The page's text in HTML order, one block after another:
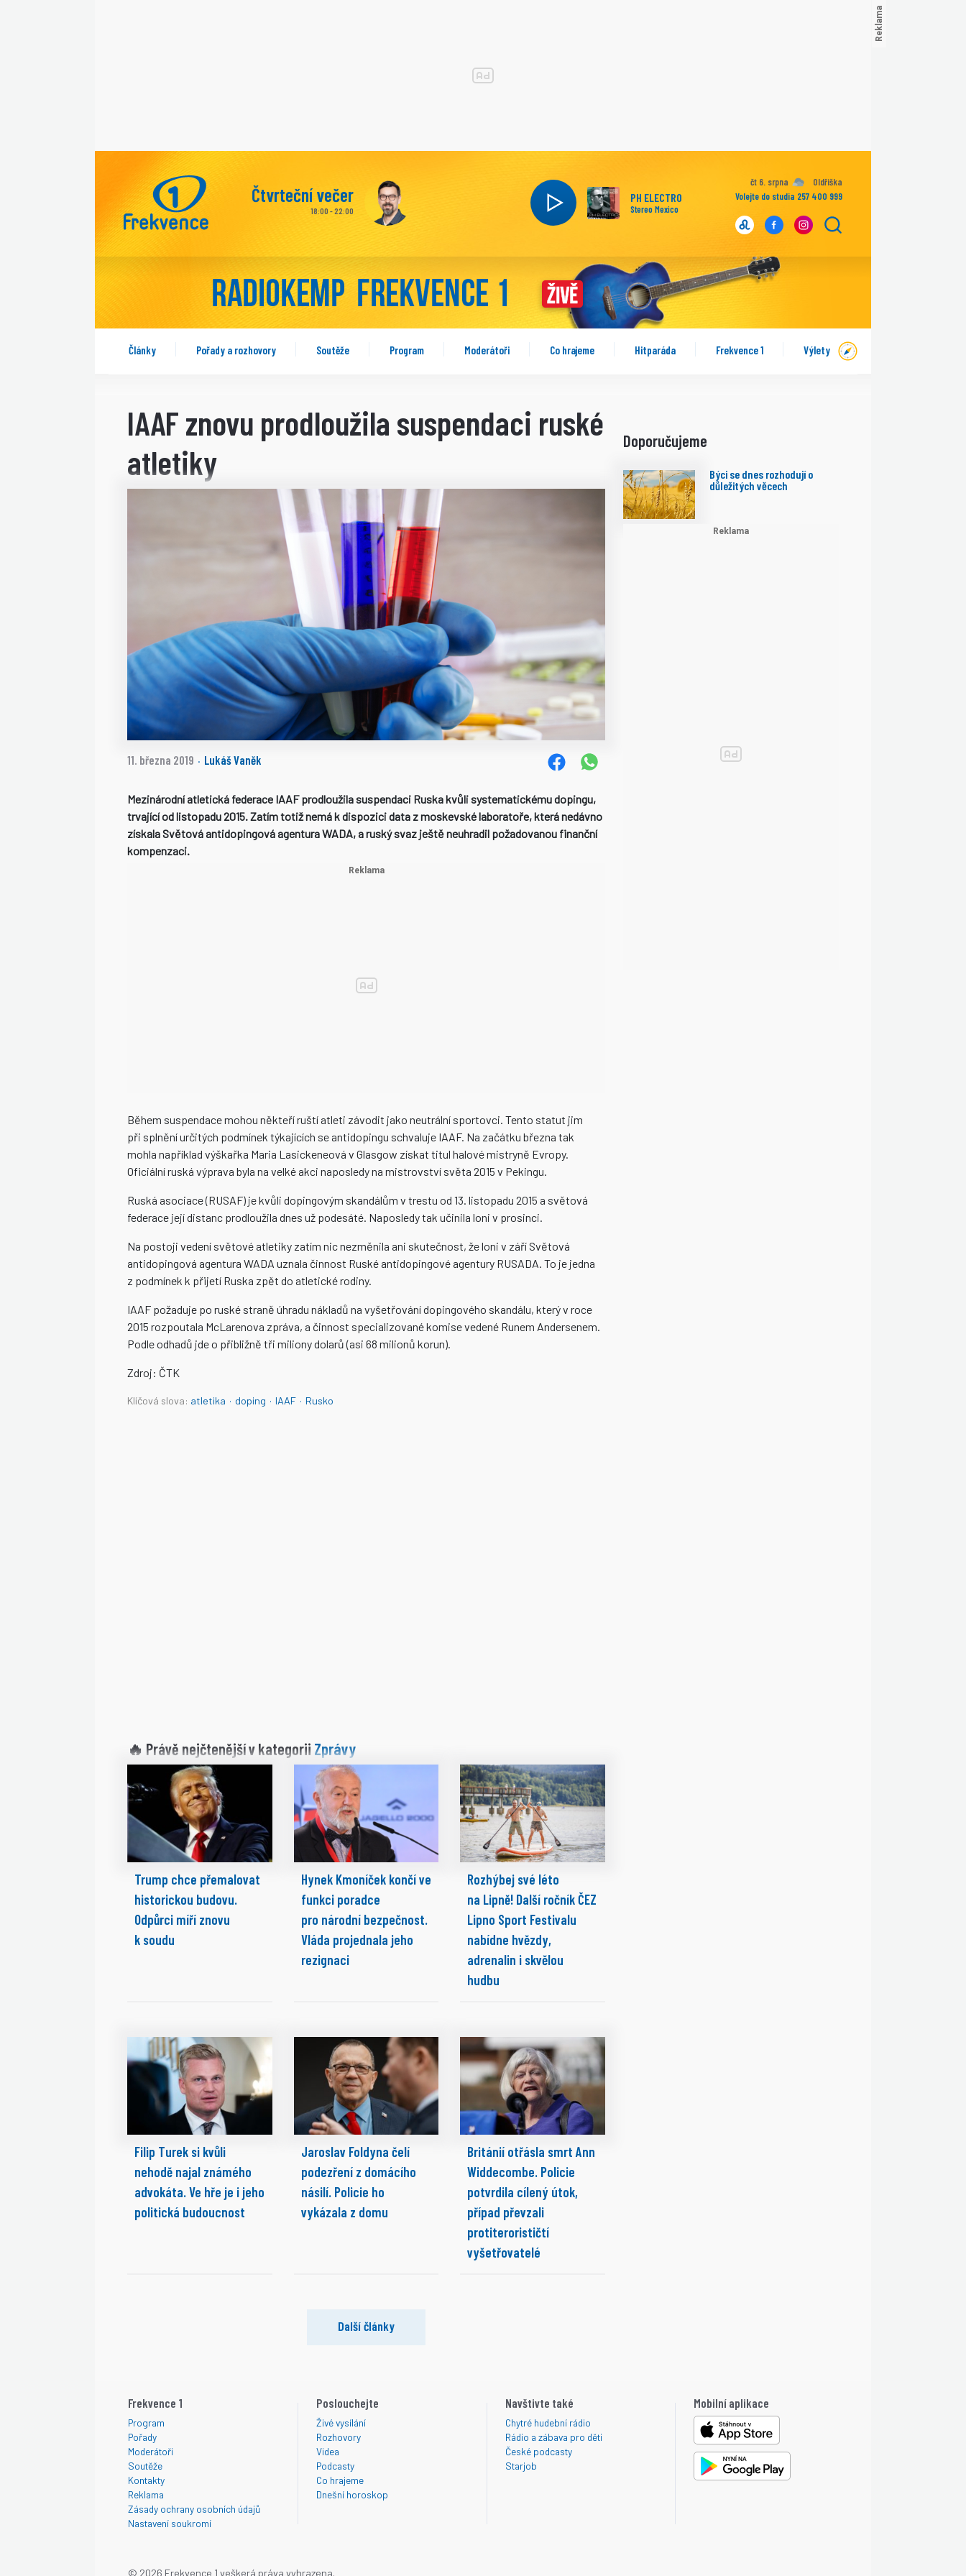
Články Pořady a rozhovory Soutěže Program Moderátoři Co hrajeme Hitparáda Frekvence 1 Výlety
PH ELECTRO
Stereo Mexico
Čtvrteční večer
18:00 - 22:00
čt 6. srpna
Oldřiška
Volejte do studia 257 400 999
IAAF znovu prodloužila suspendaci ruské
atletiky
11. března 2019 · Lukáš Vaněk
Mezinárodní atletická federace IAAF prodloužila suspendaci Ruska kvůli systematickému dopingu,
trvající od listopadu 2015. Zatím totiž nemá k dispozici data z moskevské laboratoře, která nedávno
získala Světová antidopingová agentura WADA, a ruský svaz ještě neuhradil požadovanou finanční
kompenzaci.
Během suspendace mohou někteří ruští atleti závodit jako neutrální sportovci. Tento statut jim
při splnění určitých podmínek týkajících se antidopingu schvaluje IAAF. Na začátku března tak
mohla například výškařka Maria Lasickeneová v Glasgow získat titul halové mistryně Evropy.
Oficiální ruská výprava byla na velké akci naposledy na mistrovství světa 2015 v Pekingu.
Ruská asociace (RUSAF) je kvůli dopingovým skandálům v trestu od 13. listopadu 2015 a světová
federace její distanc prodloužila dnes už podesáté. Naposledy tak učinila loni v prosinci.
Na postoji vedení světové atletiky zatím nic nezměnila ani skutečnost, že loni v září Světová
antidopingová agentura WADA uznala činnost Ruské antidopingové agentury RUSADA. To je jedna
z podmínek k přijetí Ruska zpět do atletické rodiny.
IAAF požaduje po ruské straně úhradu nákladů na vyšetřování dopingového skandálu, který v roce
2015 rozpoutala McLarenova zpráva, a činnost specializované komise vedené Runem Andersenem.
Podle odhadů jde o přibližně tři miliony dolarů (asi 68 milionů korun).
Zdroj: ČTK
Klíčová slova: atletika · doping · IAAF · Rusko
🔥 Právě nejčtenější v kategorii Zprávy
Trump chce přemalovat
historickou budovu.
Odpůrci míří znovu
k soudu
Hynek Kmoníček končí ve
funkci poradce
pro národní bezpečnost.
Vláda projednala jeho
rezignaci
Rozhýbej své léto
na Lipně! Další ročník ČEZ
Lipno Sport Festivalu
nabídne hvězdy,
adrenalin i skvělou
hudbu
Filip Turek si kvůli
nehodě najal známého
advokáta. Ve hře je i jeho
politická budoucnost
Jaroslav Foldyna čelí
podezření z domácího
násilí. Policie ho
vykázala z domu
Británií otřásla smrt Ann
Widdecombe. Policie
potvrdila cílený útok,
případ převzali
protiterorističtí
vyšetřovatelé
Další články
Doporučujeme
Býci se dnes rozhodují o
důležitých věcech
Frekvence 1
Program
Pořady
Moderátoři
Soutěže
Kontakty
Reklama
Zásady ochrany osobních údajů
Nastavení soukromí
Poslouchejte
Živé vysílání
Rozhovory
Videa
Podcasty
Co hrajeme
Dnešní horoskop
Navštivte také
Chytré hudební rádio
Rádio a zábava pro děti
České podcasty
Starjob
Mobilní aplikace
© 2026 Frekvence 1 veškerá práva vyhrazena.